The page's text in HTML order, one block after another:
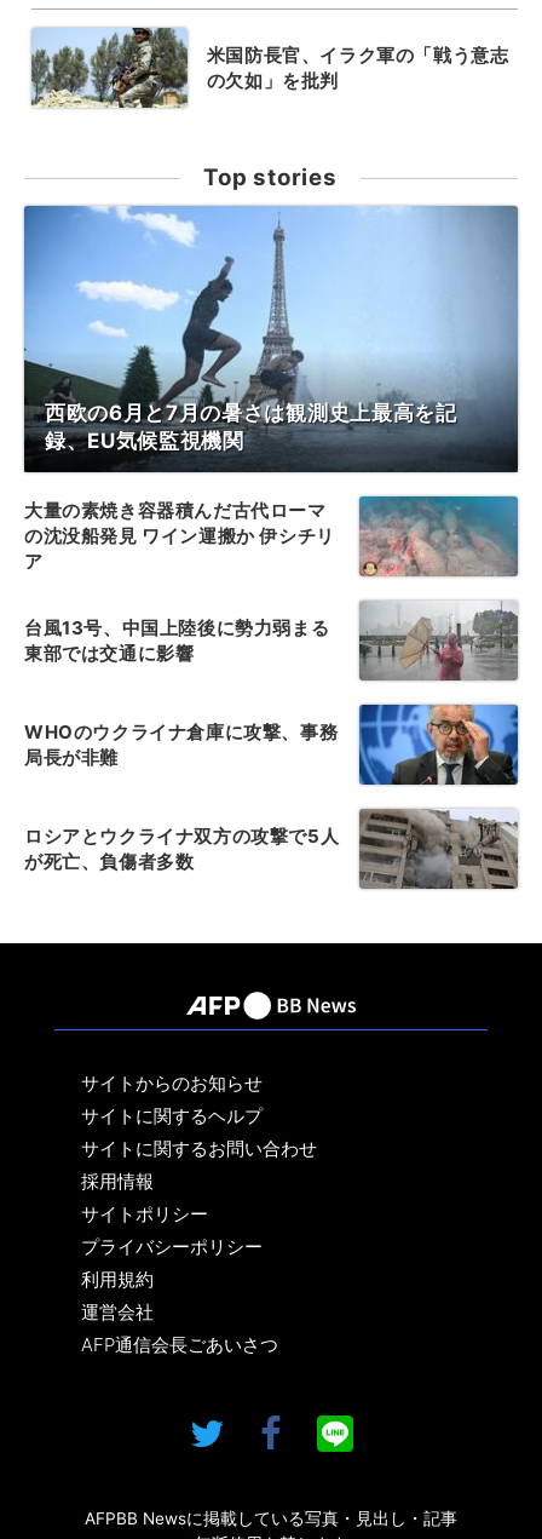
米国防長官、イラク軍の「戦う意志
の欠如」を批判
Top stories
西欧の6月と7月の暑さは観測史上最高を記
録、EU気候監視機関
大量の素焼き容器積んだ古代ローマ
の沈没船発見 ワイン運搬か 伊シチリ
ア
台風13号、中国上陸後に勢力弱まる
東部では交通に影響
WHOのウクライナ倉庫に攻撃、事務
局長が非難
ロシアとウクライナ双方の攻撃で5人
が死亡、負傷者多数
サイトからのお知らせ
サイトに関するヘルプ
サイトに関するお問い合わせ
採用情報
サイトポリシー
プライバシーポリシー
利用規約
運営会社
AFP通信会長ごあいさつ
AFPBB Newsに掲載している写真・見出し・記事